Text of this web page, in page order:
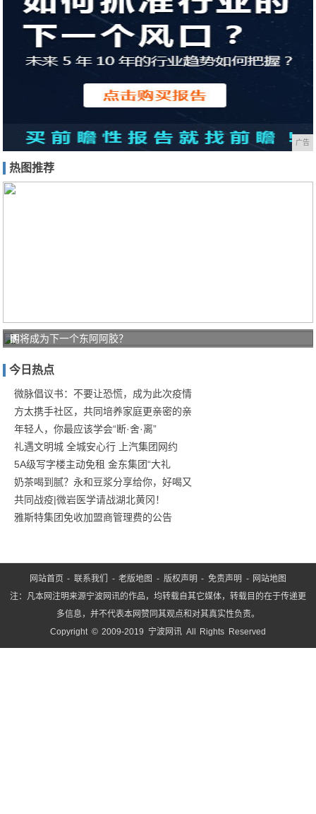
广告
热图推荐
明
在
阳
光
下
的
鼻
子
透
光
即将成为下一个东阿阿胶？
今日热点
微脉倡议书：不要让恐慌，成为此次疫情
方太携手社区，共同培养家庭更亲密的亲
年轻人，你最应该学会“断·舍·离”
礼遇文明城 全城安心行 上汽集团网约
5A级写字楼主动免租 金东集团“大礼
奶茶喝到腻？永和豆浆分享给你，好喝又
共同战疫|微岩医学请战湖北黄冈！
雅斯特集团免收加盟商管理费的公告
网站首页 - 联系我们 -老版地图 - 版权声明 -免责声明 - 网站地图
注：凡本网注明来源宁波网讯的作品，均转载自其它媒体，转载目的在于传递更
多信息，并不代表本网赞同其观点和对其真实性负责。
Copyright © 2009-2019 宁波网讯 All Rights Reserved